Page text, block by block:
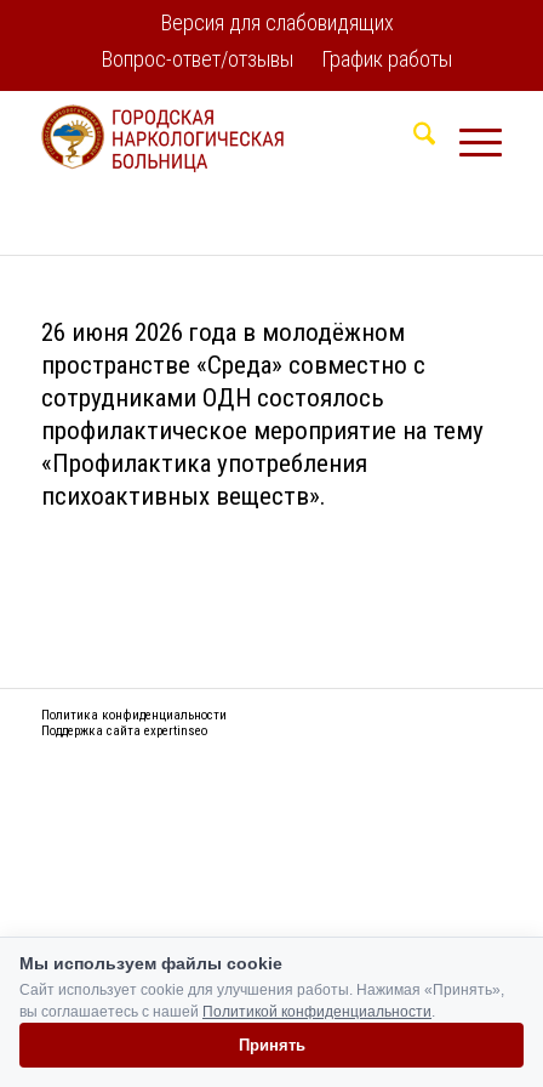
Версия для слабовидящих
Вопрос-ответ/отзывы
График работы
26 июня 2026 года в молодёжном
пространстве «Среда» совместно с
сотрудниками ОДН состоялось
профилактическое мероприятие на тему
«Профилактика употребления
психоактивных веществ».
Политика конфиденциальности
Поддержка сайта expertinseo
Мы используем файлы cookie
Сайт использует cookie для улучшения работы. Нажимая «Принять»,
вы соглашаетесь с нашей Политикой конфиденциальности.
Принять